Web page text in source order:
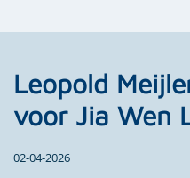
Leopold
voor Jia Wen
02-04-2026